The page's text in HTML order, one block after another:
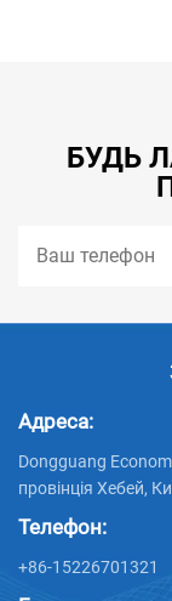
БУДЬ
Адреса:
Dongguang
провінція Хебей,
Телефон:
+86-15226701321